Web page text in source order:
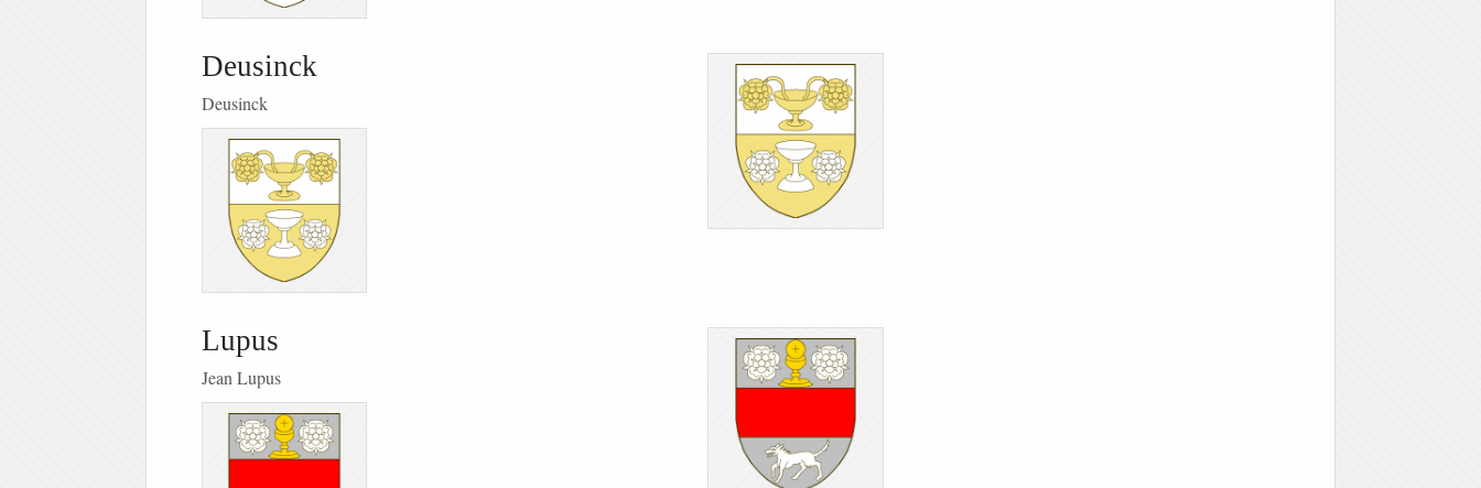
Deusinck
Deusinck
Lupus
Jean Lupus